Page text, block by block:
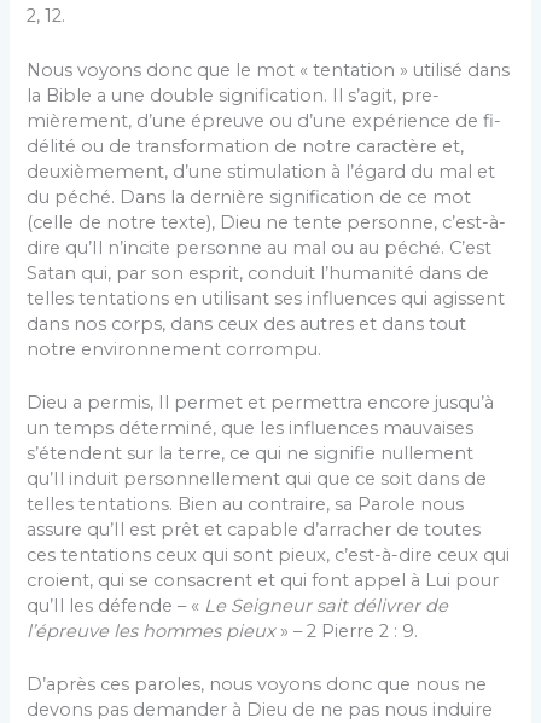
2, 12.
Nous voyons donc que le mot « tentation » utilisé dans
la Bible a une double signification. Il s’agit, pre­
mièrement, d’une épreuve ou d’une expérience de fi­
délité ou de transformation de notre caractère et,
deuxièmement, d’une stimulation à l’égard du mal et
du péché. Dans la dernière signification de ce mot
(celle de notre texte), Dieu ne tente personne, c’est-à-
dire qu’Il n’incite personne au mal ou au péché. C’est
Satan qui, par son esprit, conduit l’humanité dans de
telles tentations en utilisant ses influences qui agissent
dans nos corps, dans ceux des autres et dans tout
notre en­vironnement corrompu.
Dieu a permis, Il permet et permettra encore jusqu’à
un temps déterminé, que les influences mauvaises
s’étendent sur la terre, ce qui ne signifie nullement
qu’Il induit personnellement qui que ce soit dans de
telles tentations. Bien au contraire, sa Parole nous
assure qu’Il est prêt et capable d’arracher de toutes
ces tenta­tions ceux qui sont pieux, c’est-à-dire ceux qui
croient, qui se consacrent et qui font appel à Lui pour
qu’Il les défende – « Le Seigneur sait délivrer de
l’épreuve les hommes pieux» – 2 Pierre 2 : 9.
D’après ces paroles, nous voyons donc que nous ne
devons pas demander à Dieu de ne pas nous in­duire